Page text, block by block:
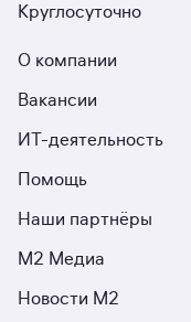
Круглосуточно
О компании
Вакансии
ИТ-деятельность
Помощь
Наши партнёры
М2 Медиа
Новости М2